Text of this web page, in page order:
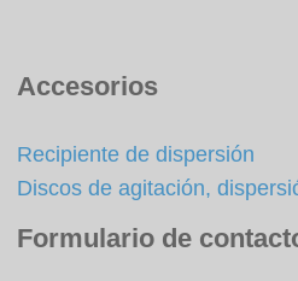
Accesorios
Recipiente de dispersión
Discos de agitación,
Formulario de